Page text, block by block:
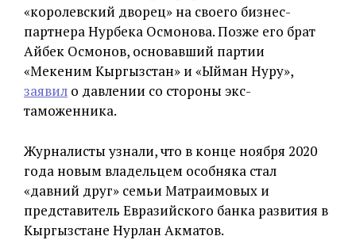
«королевский дворец» на своего бизнес-
партнера Нурбека Осмонова. Позже его брат
Айбек Осмонов, основавший партии
«Мекеним Кыргызстан» и «Ыйман Нуру»,
заявил о давлении со стороны экс-
таможенника.
Журналисты узнали, что в конце ноября 2020
года новым владельцем особняка стал
«давний друг» семьи Матраимовых и
представитель Евразийского банка развития в
Кыргызстане Нурлан Акматов.